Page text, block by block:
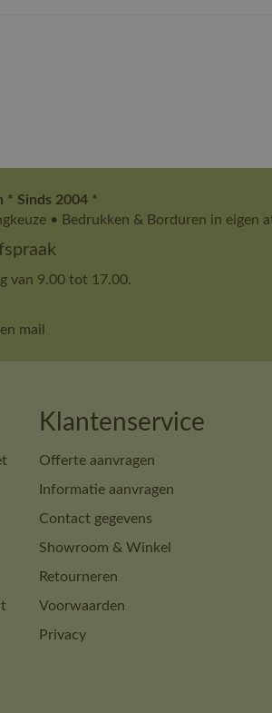
* Sinds 2004 *
• Bedrukken & Borduren in eigen
van 9.00 tot 17.00.
mail
Klantenservice
Offerte aanvragen
Informatie aanvragen
Contact gegevens
Showroom & Winkel
Retourneren
Voorwaarden
Privacy